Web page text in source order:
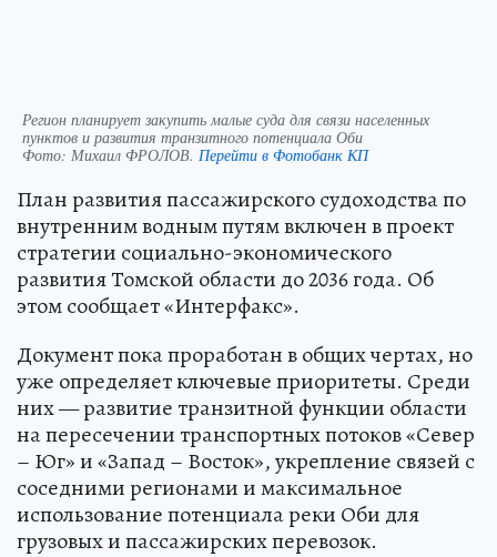
Регион планирует закупить малые суда для связи населенных
пунктов и развития транзитного потенциала Оби
Фото: Михаил ФРОЛОВ. Перейти в Фотобанк КП
План развития пассажирского судоходства по
внутренним водным путям включен в проект
стратегии социально-экономического
развития Томской области до 2036 года. Об
этом сообщает «Интерфакс».
Документ пока проработан в общих чертах, но
уже определяет ключевые приоритеты. Среди
них — развитие транзитной функции области
на пересечении транспортных потоков «Север
– Юг» и «Запад – Восток», укрепление связей с
соседними регионами и максимальное
использование потенциала реки Оби для
грузовых и пассажирских перевозок.